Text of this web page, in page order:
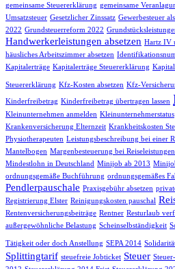
gemeinsame Steuererklärung gemeinsame
Umsatzsteuer Gesetzlicher Zinssatz Gewerbesteuer
2022 Grundsteuerreform 2022
Handwerkerleistungen absetzen Hartz IV
häusliches Arbeitszimmer absetzen
Kapitalerträge Kapitalerträge Steuererklärung
Steuererklärung Kfz-Kosten absetzen Kfz-
Kinderfreibetrag Kinderfreibetrag übertragen lassen
Kleinunternehmen anmelden Kleinunternehmerstatus
Krankenversicherung Elternzeit Krankheitskosten
Physiotherapeuten Leistungsbeschreibung bei einer
Mantelbogen Margenbesteuerung bei
Mindestlohn in Deutschland Minijob ab 2013
ordnungsgemäße Buchführung ordnungsgemäßes
Pendlerpauschale Praxisgebühr absetzen
Registrierung Elster Reinigungskosten pauschal
Rentenversicherungsbeiträge Rentner Resturlaub
außergewöhnliche Belastung Scheinselbständigkeit
Tätigkeit oder doch Anstellung SEPA 2014
Splittingtarif steuefreie Jobticket Steuer